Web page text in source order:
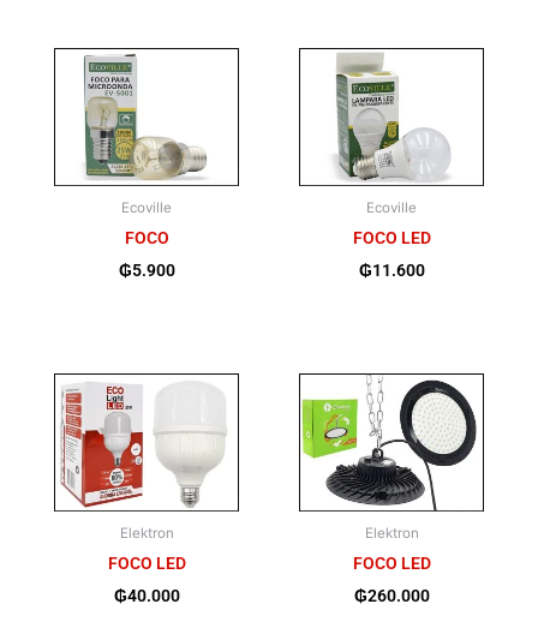
Ecoville
FOCO
₲5.900
Ecoville
FOCO LED
₲11.600
Elektron
FOCO LED
₲40.000
Elektron
FOCO LED
₲260.000